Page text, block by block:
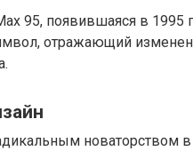
95, появившаяся в 1995
отражающий
новаторством